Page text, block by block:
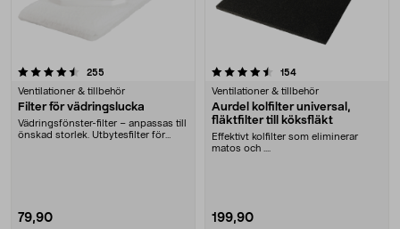
255
Ventilationer & tillbehör
Filter för vädringslucka
Vädringsfönster-filter – anpassas till
önskad storlek. Utbytesfilter för
79,90
4.5 av 5 stjärnor 154recensioner
Ventilationer & tillbehör
Aurdel kolfilter universal,
fläktfilter till köksfläkt
Effektivt kolfilter som eliminerar
matos och ....
199,90